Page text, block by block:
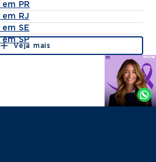
PR
RJ
SE
SP
Veja mais
Agende
Whatsapp